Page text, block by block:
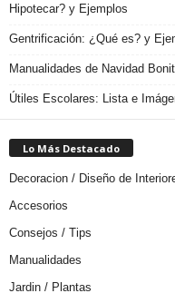
Hipotecar? y Ejemplos
Gentrificación: ¿Qué es? y
Manualidades de Navidad
Útiles Escolares: Lista e
Lo Más Destacado
Decoracion / Diseño de
Accesorios
Consejos / Tips
Manualidades
Jardin / Plantas